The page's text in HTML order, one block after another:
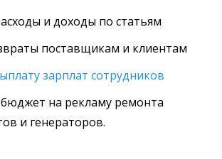
и доходы по статьям
поставщикам и клиентам
зарплат сотрудников
на рекламу ремонта
и генераторов.